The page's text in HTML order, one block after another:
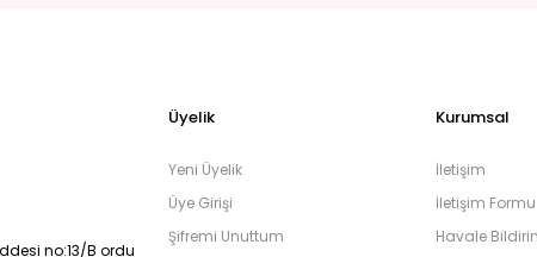
no:13/B ordu
Üyelik
Yeni Üyelik
Üye Girişi
Şifremi Unuttum
Kurumsal
İletişim
İletişim Formu
Havale